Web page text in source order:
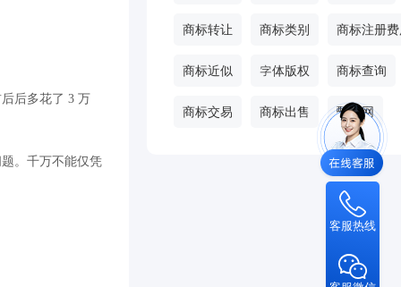
后多花了 3 万
。千万不能仅凭
商标转让 商标类别 商标注册
商标近似 字体版权 商标查询
商标交易 商标出售 甄标网
客服热线